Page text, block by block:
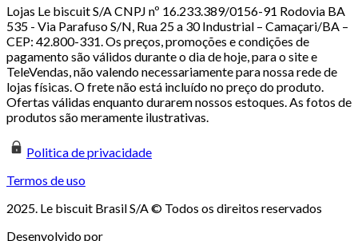
Lojas Le biscuit S/A CNPJ nº 16.233.389/0156-91 Rodovia BA
535 - Via Parafuso S/N, Rua 25 a 30 Industrial – Camaçari/BA –
CEP: 42.800-331. Os preços, promoções e condições de
pagamento são válidos durante o dia de hoje, para o site e
TeleVendas, não valendo necessariamente para nossa rede de
lojas físicas. O frete não está incluído no preço do produto.
Ofertas válidas enquanto durarem nossos estoques. As fotos de
produtos são meramente ilustrativas.
Politica de privacidade
Termos de uso
2025. Le biscuit Brasil S/A © Todos os direitos reservados
Desenvolvido por